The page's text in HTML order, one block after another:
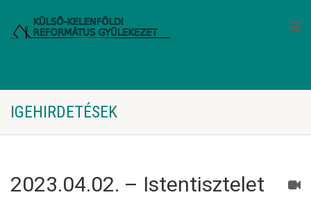
IGEHIRDETÉSEK
2023.04.02. – Istentisztelet